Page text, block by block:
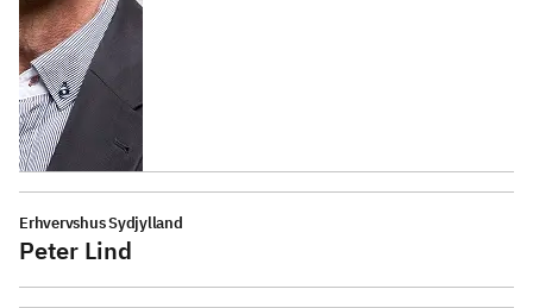
Erhvervshus Sydjylland
Peter Lind